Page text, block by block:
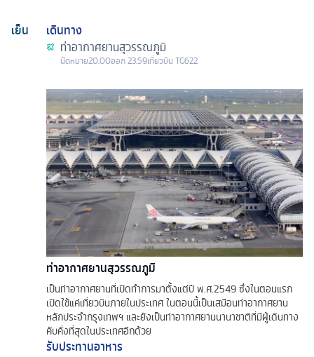
เย็น
เดินทาง
ท่าอากาศยานสุวรรณภูมิ
นัดหมาย20.00ออก23.59เที่ยวบิน TG622
ท่าอากาศยานสุวรรณภูมิ
เป็นท่าอากาศยานที่เปิดทำการมาตั้งแต่ปี พ.ศ.2549 ซึ่งในตอนแรก
เปิดใช้แค่เที่ยวบินภายในประเทศ ในตอนนี้เป็นเสมือนท่าอากาศยาน
หลักประจำกรุงเทพฯ และยังเป็นท่าอากาศยานนานาชาติที่มีผู้เดินทาง
คับคั่งที่สุดในประเทศอีกด้วย
รับประทานอาหาร